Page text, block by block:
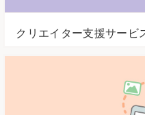
クリエイター支援サービ